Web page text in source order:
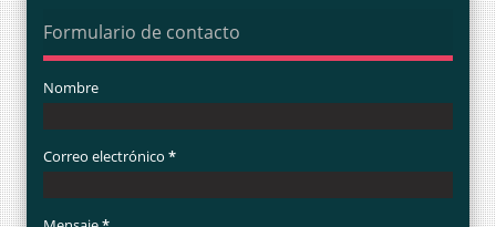
Formulario de contacto
Nombre
Correo electrónico *